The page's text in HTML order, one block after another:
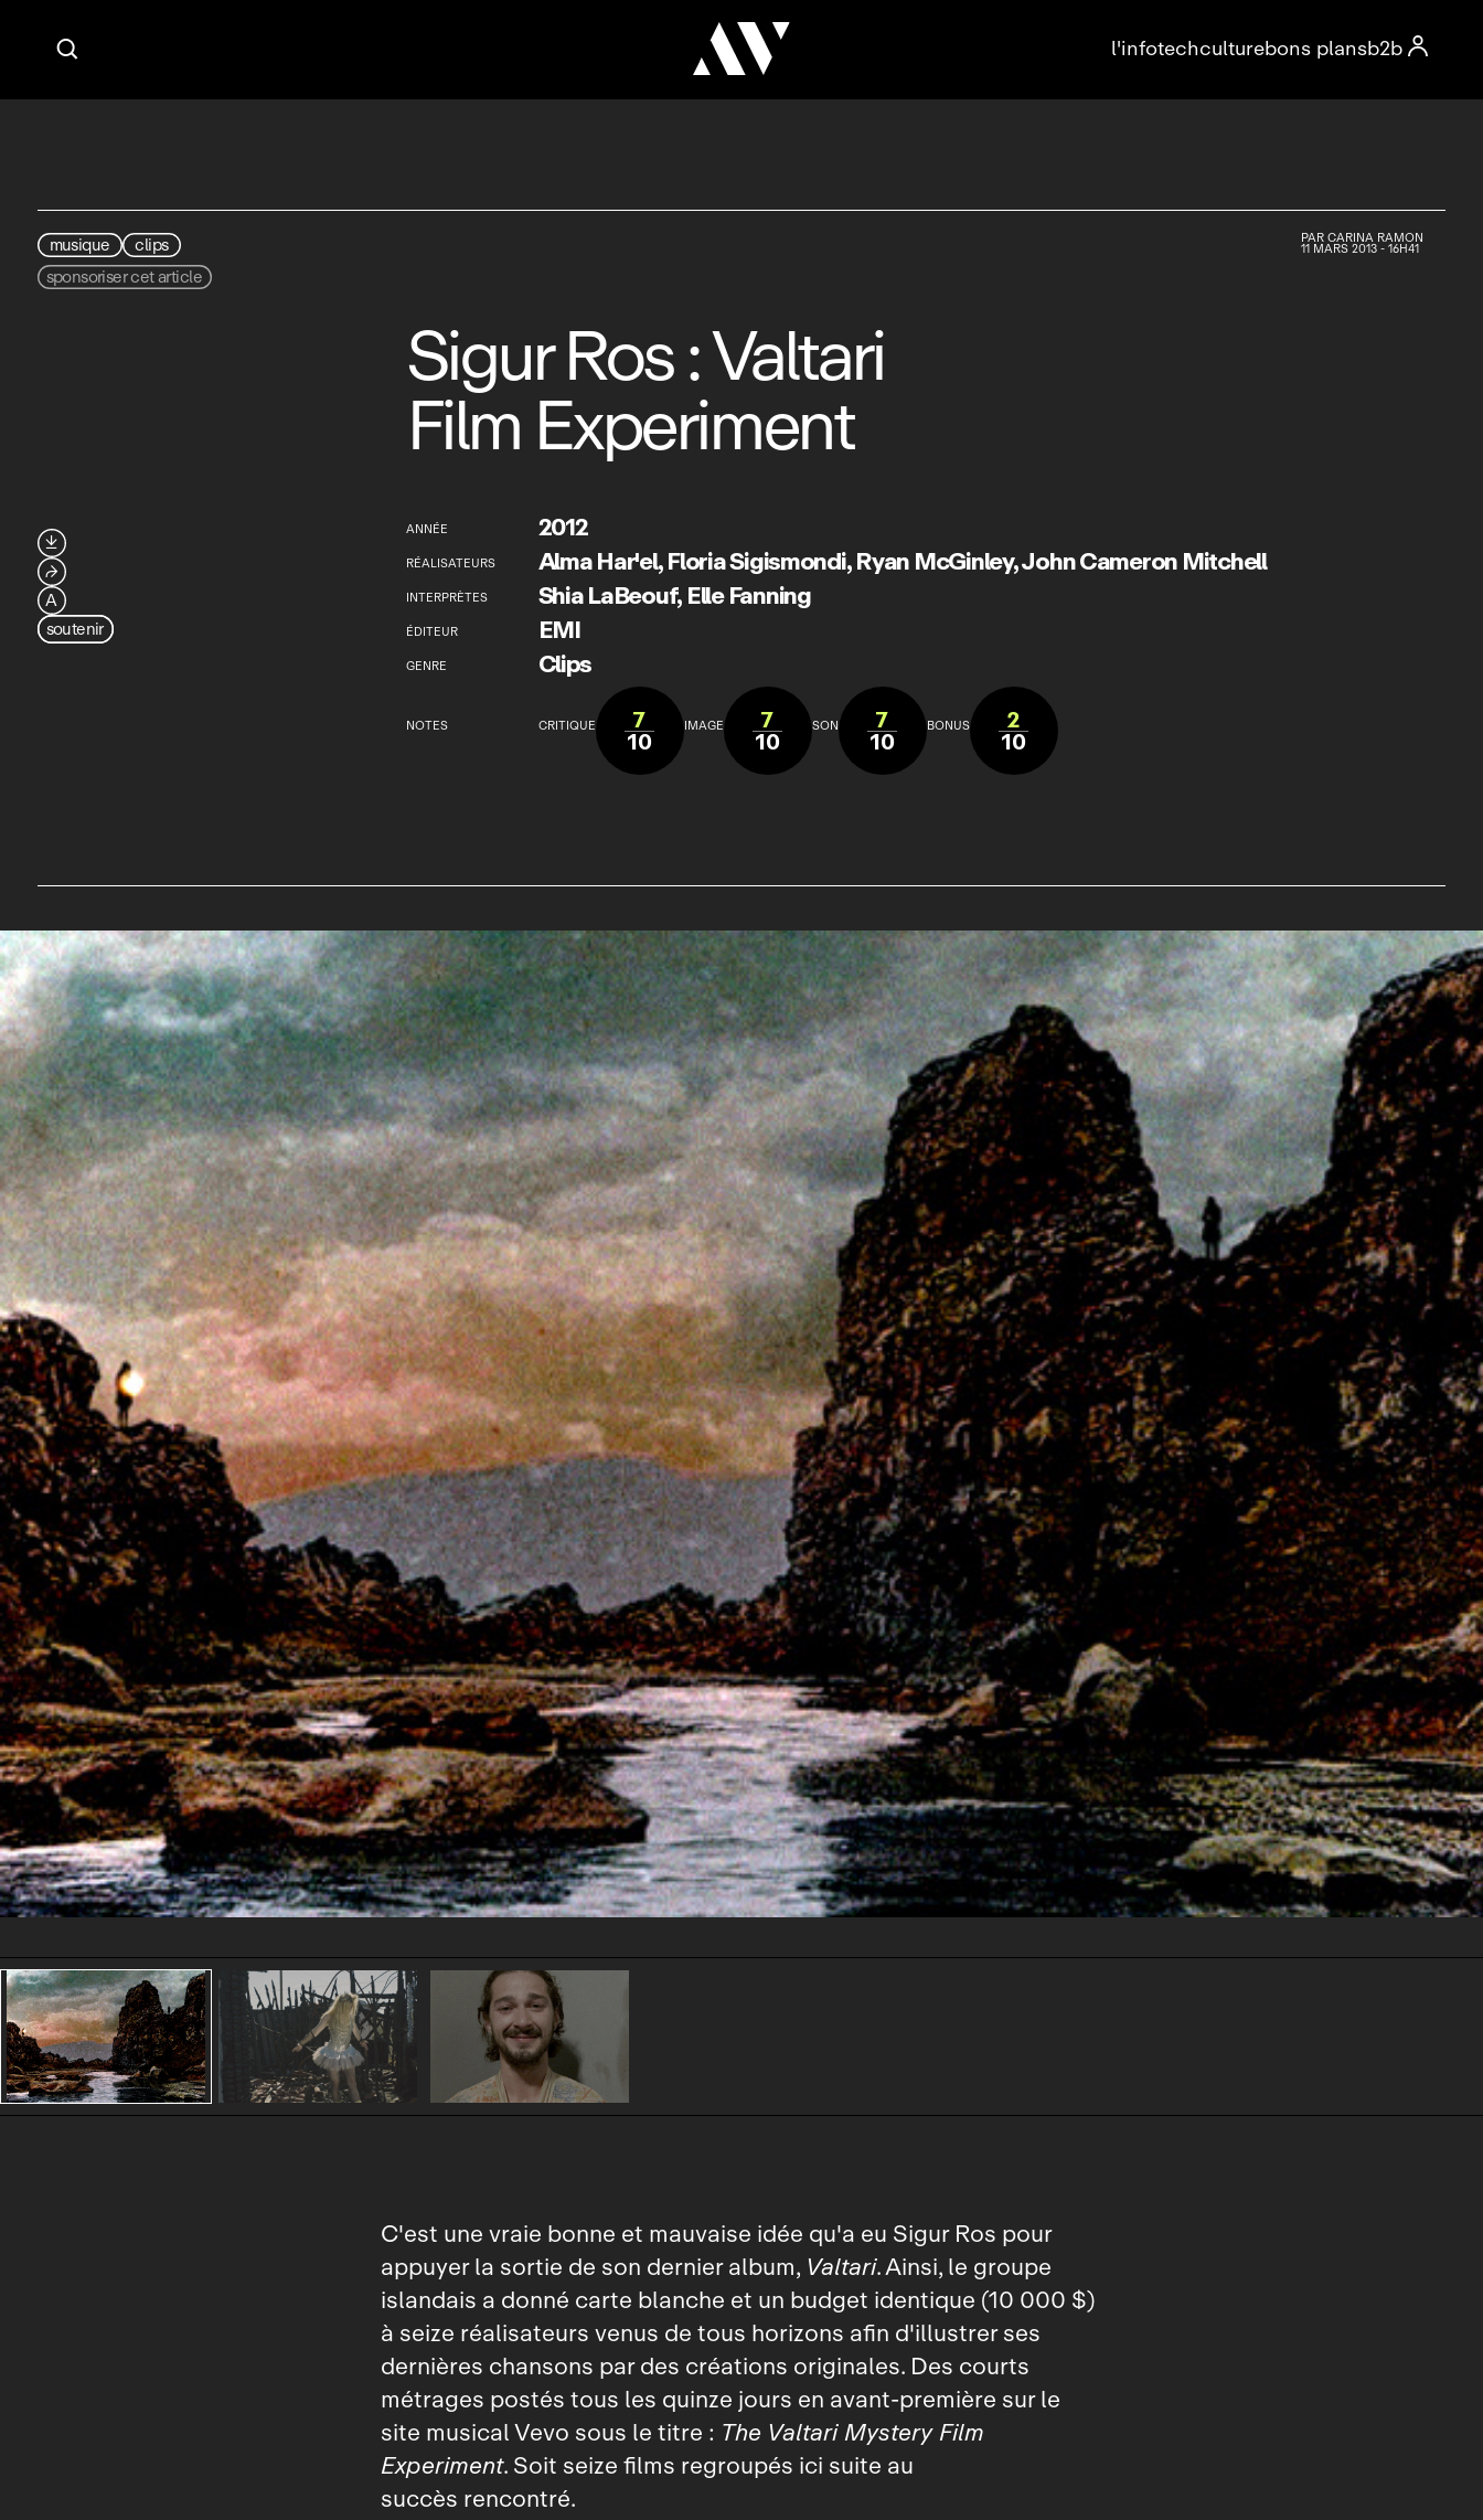

 l'infotechculturebons plansb2b
musique
clips
sponsoriser cet article
PARCARINA RAMON
11 MARS 2013 - 16H41
Sigur Ros : Valtari
Film Experiment
ANNÉE 2012
RÉALISATEURS Alma Har'el,Floria Sigismondi,Ryan McGinley,John Cameron Mitchell
INTERPRÈTES Shia LaBeouf,Elle Fanning
ÉDITEUR EMI
GENRE Clips
NOTES CRITIQUE 7
10 IMAGE 7
10 SON 7
10 BONUS 2
10

⮫
A
soutenir
C'est une vraie bonne et mauvaise idée qu'a eu Sigur Ros pour
appuyer la sortie de son dernier album, Valtari. Ainsi, le groupe
islandais a donné carte blanche et un budget identique (10 000 $)
à seize réalisateurs venus de tous horizons afin d'illustrer ses
dernières chansons par des créations originales. Des courts
métrages postés tous les quinze jours en avant‑première sur le
site musical Vevo sous le titre : The Valtari Mystery Film
Experiment. Soit seize films regroupés ici suite au
succès rencontré.